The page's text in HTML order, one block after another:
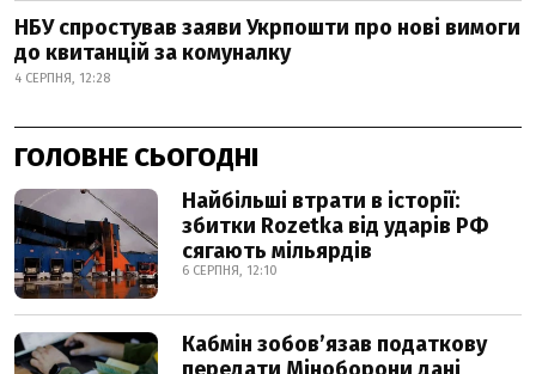
НБУ спростував заяви Укрпошти про нові вимоги
до квитанцій за комуналку
4 СЕРПНЯ, 12:28
ГОЛОВНЕ СЬОГОДНІ
Найбільші втрати в історії:
збитки Rozetka від ударів РФ
сягають мільярдів
6 СЕРПНЯ, 12:10
Кабмін зобовʼязав податкову